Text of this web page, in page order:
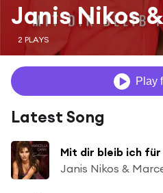
2 PLAYS
Play
Latest Song
Mit dir bleib ich für
Janis Nikos &